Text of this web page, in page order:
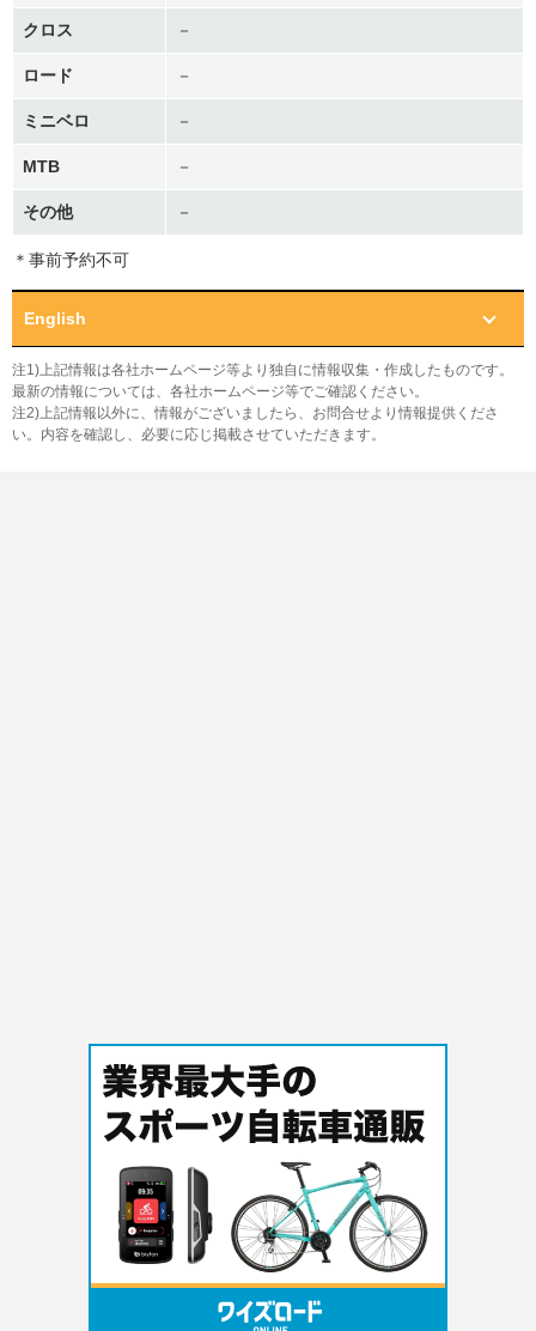
クロス －
ロード －
ミニベロ －
MTB －
その他 －
＊事前予約不可
English
注1)上記情報は各社ホームページ等より独自に情報収集・作成したものです。
最新の情報については、各社ホームページ等でご確認ください。
注2)上記情報以外に、情報がございましたら、お問合せより情報提供くださ
い。内容を確認し、必要に応じ掲載させていただきます。